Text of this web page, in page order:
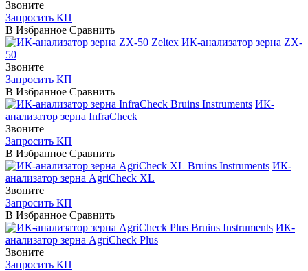
Звоните
Запросить КП
В Избранное Сравнить
Zeltex ИК-анализатор зерна ZX-
50
Звоните
Запросить КП
В Избранное Сравнить
Bruins Instruments ИК-
анализатор зерна InfraCheck
Звоните
Запросить КП
В Избранное Сравнить
Bruins Instruments ИК-
анализатор зерна AgriCheck XL
Звоните
Запросить КП
В Избранное Сравнить
Bruins Instruments ИК-
анализатор зерна AgriCheck Plus
Звоните
Запросить КП